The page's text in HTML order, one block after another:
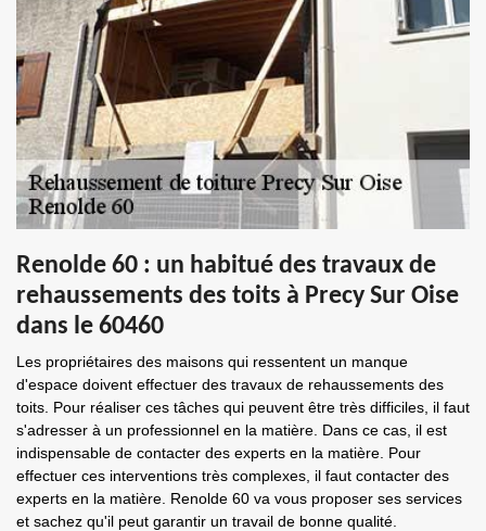
Renolde 60 : un habitué des travaux de
rehaussements des toits à Precy Sur Oise
dans le 60460
Les propriétaires des maisons qui ressentent un manque
d'espace doivent effectuer des travaux de rehaussements des
toits. Pour réaliser ces tâches qui peuvent être très difficiles, il faut
s'adresser à un professionnel en la matière. Dans ce cas, il est
indispensable de contacter des experts en la matière. Pour
effectuer ces interventions très complexes, il faut contacter des
experts en la matière. Renolde 60 va vous proposer ses services
et sachez qu'il peut garantir un travail de bonne qualité.